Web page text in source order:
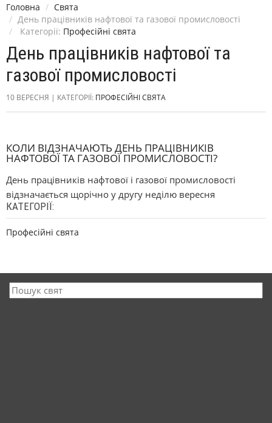
Головна
Свята
День працівників нафтової та газової промисловості
Категорії: Професійні свята
День працівників нафтової та
газової промисловості
10 ВЕРЕСНЯ | КАТЕГОРІЇ: ПРОФЕСІЙНІ СВЯТА
КОЛИ ВІДЗНАЧАЮТЬ ДЕНЬ ПРАЦІВНИКІВ
НАФТОВОЇ ТА ГАЗОВОЇ ПРОМИСЛОВОСТІ?
День працівників нафтової і газової промисловості
відзначається щорічно у другу неділю вересня
КАТЕГОРІЇ:
Професійні свята